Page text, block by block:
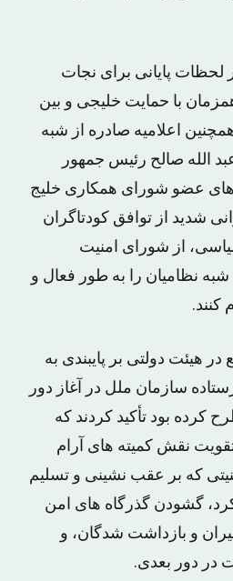
لحظات پایانی برای نجات
«کویت ۲»، همزمان با حمایت خلیجی و بین
اعلامیه صادره از شبه
الله صالح رئیس جمهور
عضو شورای همکاری خلیج
شدید از توافق کودتاگران
از شورای امنیت
نظامیان را به طور فعال و
کنند.
در هیئت دولتی بر پایبندی به
سازمان ملل در آغاز دور
کرده بود تأکید کردند که
نقش کمیته های آرام
که بر عقب نشینی و تسلیم
گشودن گذرگاه های امن
و بازداشت شدگان، و
در دور بعدی.